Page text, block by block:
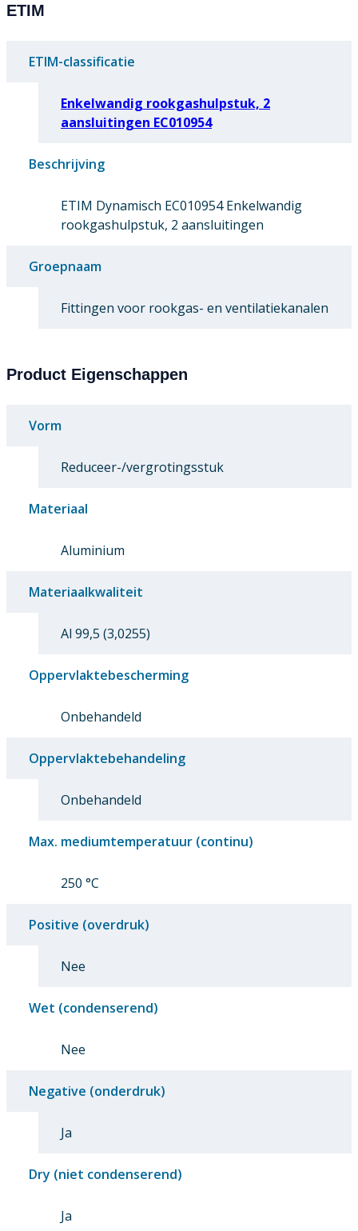
ETIM
ETIM-classificatie
Enkelwandig rookgashulpstuk, 2
aansluitingen EC010954
Beschrijving
ETIM Dynamisch EC010954 Enkelwandig
rookgashulpstuk, 2 aansluitingen
Groepnaam
Fittingen voor rookgas- en ventilatiekanalen
Product Eigenschappen
Vorm
Reduceer-/vergrotingsstuk
Materiaal
Aluminium
Materiaalkwaliteit
Al 99,5 (3,0255)
Oppervlaktebescherming
Onbehandeld
Oppervlaktebehandeling
Onbehandeld
Max. mediumtemperatuur (continu)
250 °C
Positive (overdruk)
Nee
Wet (condenserend)
Nee
Negative (onderdruk)
Ja
Dry (niet condenserend)
Ja